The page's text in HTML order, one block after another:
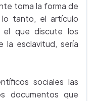
toma la forma de
tanto, el artículo
el que discute los
la esclavitud, sería
sociales las
documentos que